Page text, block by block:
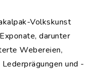
Volkskunst
darunter
Webereien,
und -